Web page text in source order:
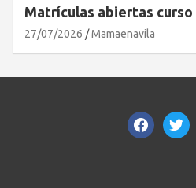
Matrículas abiertas curso
27/07/2026 Mamaenavila
facebook